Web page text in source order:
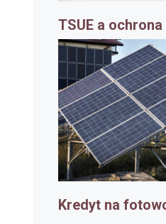
TSUE a
Kredyt na